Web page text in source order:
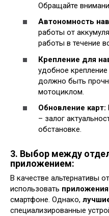
Обращайте
Автономность
работы от
работы в течение
Крепление для
удобное
должно быть
мотоциклом.
Обновление карт:
– залог
обстановке.
3. Выбор между
приложением:
В качестве альтернативы
использовать
смартфоне. Однако,
специализированные